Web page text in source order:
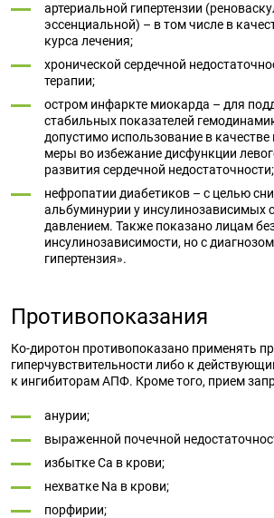
артериальной гипертензии
эссенциальной) – в том числе в
курса лечения;
хронической сердечной
терапии;
остром инфаркте миокарда – для
стабильных показателей
допустимо использование в
меры во избежание дисфункции
развития сердечной недостаточности;
нефропатии диабетиков – с целью
альбуминурии у инсулинозависимых
давлением. Также показано лицам
инсулинозависимости, но с
гипертензия».
Противопоказания
Ко-диротон противопоказано применять
гиперчувствительности либо к
к ингибиторам АПФ. Кроме того, прием
анурии;
выраженной почечной
избытке Ca в крови;
нехватке Na в крови;
порфирии;